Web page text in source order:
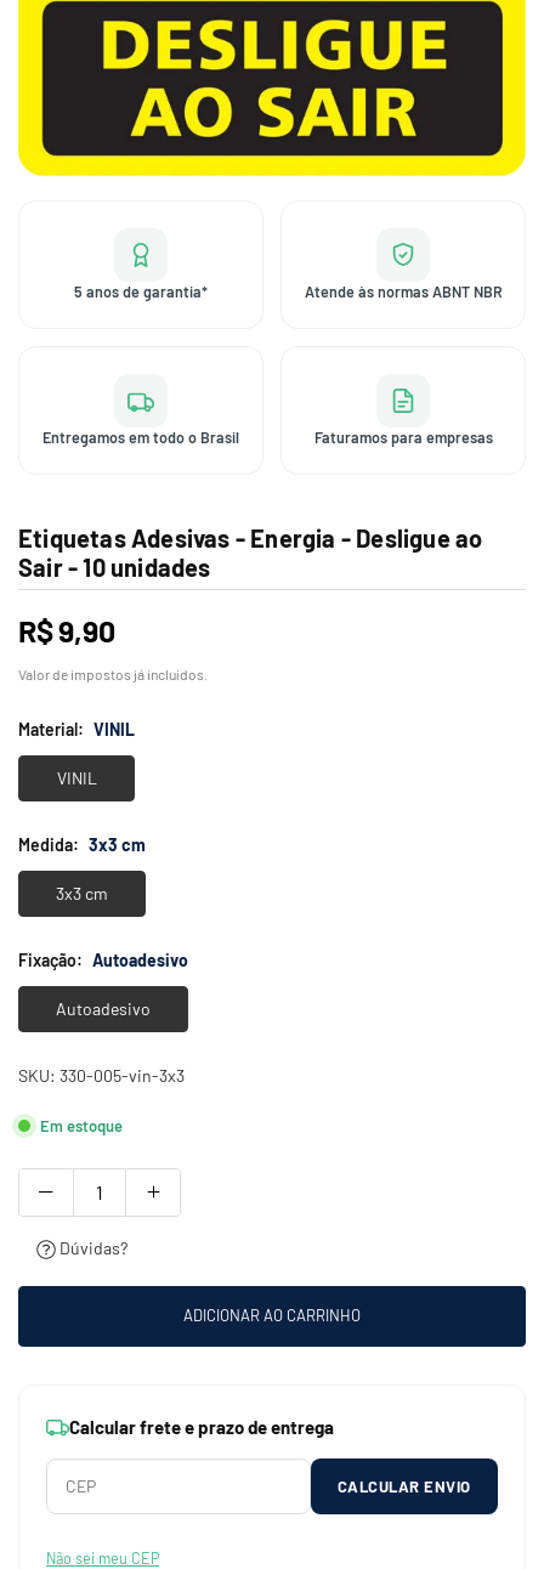
5 anos de garantia* Atende às normas ABNT NBR
Entregamos em todo o Brasil Faturamos para empresas
Etiquetas Adesivas - Energia - Desligue ao
Sair - 10 unidades
Preço
normal
R$ 9,90
Valor de impostos já incluídos.
Material: VINIL
VINIL
Medida: 3x3 cm
3x3 cm
Fixação: Autoadesivo
Autoadesivo
SKU: 330-005-vin-3x3
Em estoque
Dúvidas?
ADICIONAR AO CARRINHO
Calcular frete e prazo de entrega
CALCULAR ENVIO
Não sei meu CEP